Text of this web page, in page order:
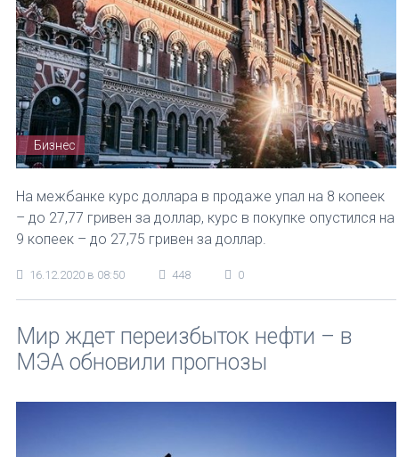
Бизнес
На межбанке курс доллара в продаже упал на 8 копеек
– до 27,77 гривен за доллар, курс в покупке опустился на
9 копеек – до 27,75 гривен за доллар.
16.12.2020 в 08:50 448 0
Мир ждет переизбыток нефти – в
МЭА обновили прогнозы